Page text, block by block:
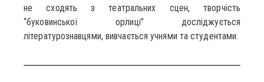
не сходять з театральних сцен, творчість
“буковинської орлиці” досліджується
літературознавцями, вивчається учнями та студентами.